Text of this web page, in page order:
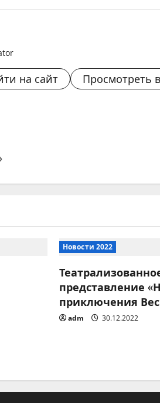
на сайт Просмотреть
Новости 2022
представление
приключения
adm 30.12.2022